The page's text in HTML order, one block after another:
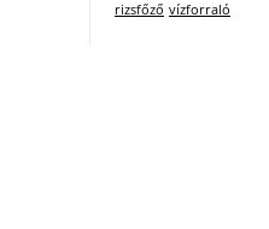
rizsfőző vízforraló